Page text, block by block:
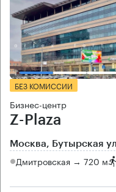
БЕЗ КОМИССИИ
Бизнес-центр
Z-Plaza
Москва, Бутырская
Дмитровская → 720 м